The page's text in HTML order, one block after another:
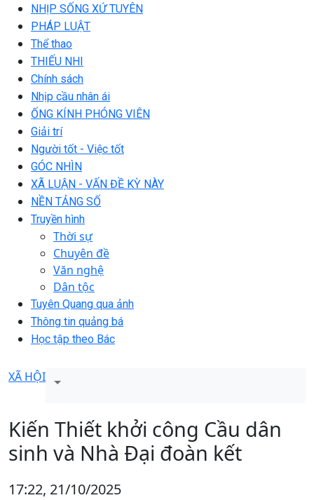
NHỊP SỐNG XỨ TUYÊN
PHÁP LUẬT
Thể thao
THIẾU NHI
Chính sách
Nhịp cầu nhân ái
ỐNG KÍNH PHÓNG VIÊN
Giải trí
Người tốt - Việc tốt
GÓC NHÌN
XÃ LUẬN - VẤN ĐỀ KỲ NÀY
NỀN TẢNG SỐ
Truyền hình
Thời sự
Chuyên đề
Văn nghệ
Dân tộc
Tuyên Quang qua ảnh
Thông tin quảng bá
Học tập theo Bác
XÃ HỘI
Kiến Thiết khởi công Cầu dân
sinh và Nhà Đại đoàn kết
17:22, 21/10/2025